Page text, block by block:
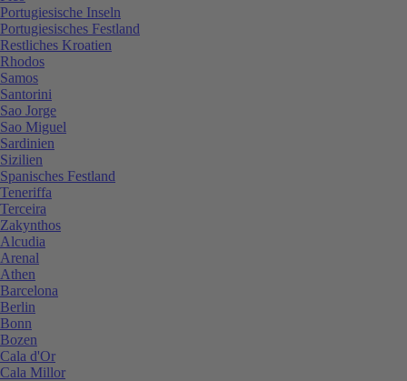
Portugiesische Inseln
Portugiesisches Festland
Restliches Kroatien
Rhodos
Samos
Santorini
Sao Jorge
Sao Miguel
Sardinien
Sizilien
Spanisches Festland
Teneriffa
Terceira
Zakynthos
Alcudia
Arenal
Athen
Barcelona
Berlin
Bonn
Bozen
Cala d'Or
Cala Millor